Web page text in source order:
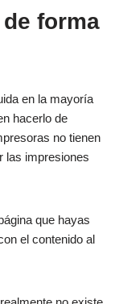
forma
en la mayoría
hacerlo de
no tienen
las impresiones
que hayas
el contenido al